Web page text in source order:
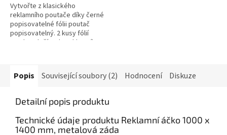
Vytvořte z klasického
reklamního poutače díky černé
popisovatelné fólii poutač
popisovatelný. 2 kusy fólií
snadno vložíte do reklamního
Popis Související soubory (2) Hodnocení Diskuze
Detailní popis produktu
Technické údaje produktu Reklamní áčko 1000 x
1400 mm, metalová záda